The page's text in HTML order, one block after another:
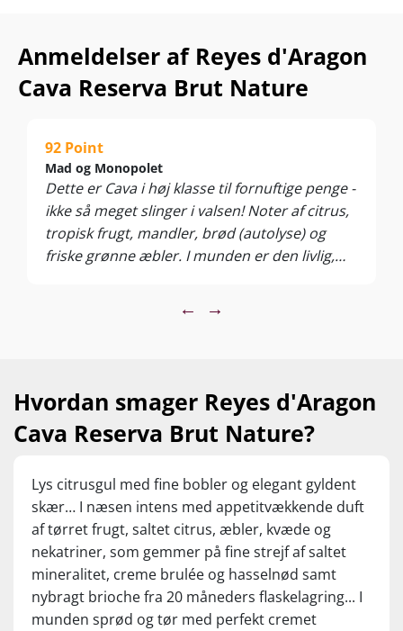
Anmeldelser af Reyes d'Aragon
Cava Reserva Brut Nature
92 Point
Mad og Monopolet
Dette er Cava i høj klasse til fornuftige penge -
ikke så meget slinger i valsen! Noter af citrus,
tropisk frugt, mandler, brød (autolyse) og
friske grønne æbler. I munden er den livlig,
← →
Hvordan smager Reyes d'Aragon
Cava Reserva Brut Nature?
Lys citrusgul med fine bobler og elegant gyldent
skær… I næsen intens med appetitvækkende duft
af tørret frugt, saltet citrus, æbler, kvæde og
nekatriner, som gemmer på fine strejf af saltet
mineralitet, creme brulée og hasselnød samt
nybragt brioche fra 20 måneders flaskelagring... I
munden sprød og tør med perfekt cremet